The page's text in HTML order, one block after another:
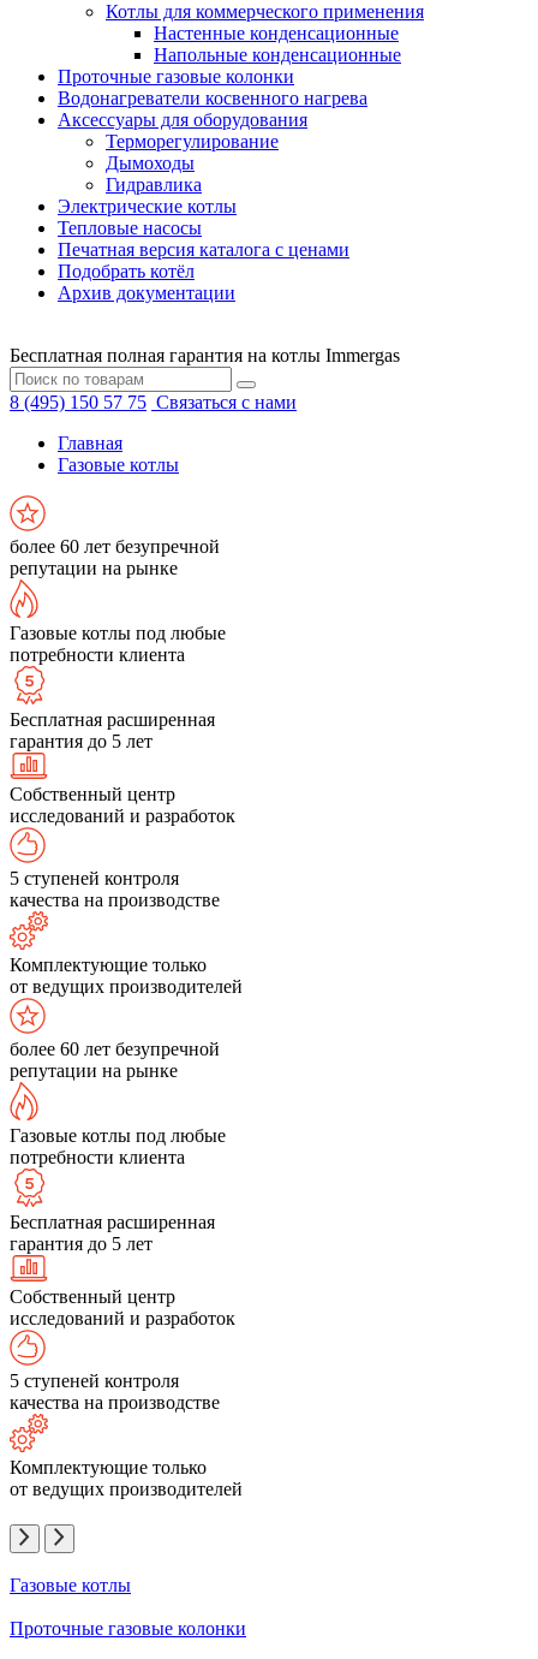
Котлы для коммерческого применения
Настенные конденсационные
Напольные конденсационные
Проточные газовые колонки
Водонагреватели косвенного нагрева
Аксессуары для оборудования
Терморегулирование
Дымоходы
Гидравлика
Электрические котлы
Тепловые насосы
Печатная версия каталога с ценами
Подобрать котёл
Архив документации
Бесплатная полная гарантия на котлы Immergas
8 (495) 150 57 75 Связаться с нами
Главная
Газовые котлы
более 60 лет безупречной
репутации на рынке
Газовые котлы под любые
потребности клиента
Бесплатная расширенная
гарантия до 5 лет
Собственный центр
исследований и разработок
5 ступеней контроля
качества на производстве
Комплектующие только
от ведущих производителей
более 60 лет безупречной
репутации на рынке
Газовые котлы под любые
потребности клиента
Бесплатная расширенная
гарантия до 5 лет
Собственный центр
исследований и разработок
5 ступеней контроля
качества на производстве
Комплектующие только
от ведущих производителей
Газовые котлы
Проточные газовые колонки